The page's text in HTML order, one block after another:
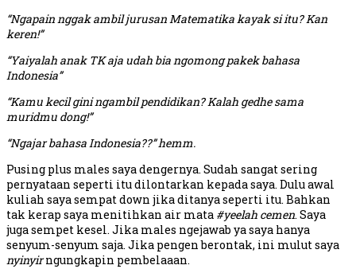
“Ngapain nggak ambil jurusan Matematika kayak si itu? Kan
keren!”
“Yaiyalah anak TK aja udah bia ngomong pakek bahasa
Indonesia”
“Kamu kecil gini ngambil pendidikan? Kalah gedhe sama
muridmu dong!”
“Ngajar bahasa Indonesia??” hemm.
Pusing plus males saya dengernya. Sudah sangat sering
pernyataan seperti itu dilontarkan kepada saya. Dulu awal
kuliah saya sempat down jika ditanya seperti itu. Bahkan
tak kerap saya menitihkan air mata #yeelah cemen. Saya
juga sempet kesel. Jika males ngejawab ya saya hanya
senyum-senyum saja. Jika pengen berontak, ini mulut saya
nyinyirngungkapin pembelaaan.